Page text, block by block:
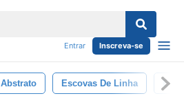
Entrar Inscreva-se
Abstrato Escovas De Linha